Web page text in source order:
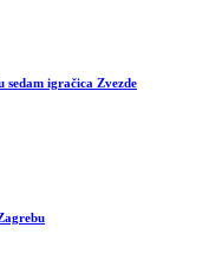
sedam igračica Zvezde